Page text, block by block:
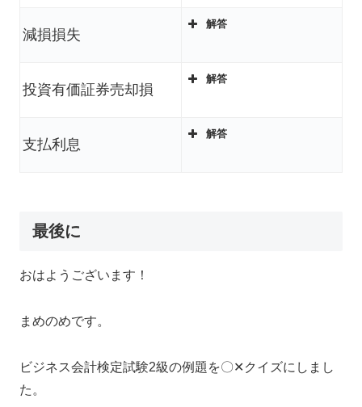
減損損失
解答
投資有価証券売却損
解答
支払利息
解答
最後に
おはようございます！
まめのめです。
ビジネス会計検定試験2級の例題を〇✕クイズにしまし
た。